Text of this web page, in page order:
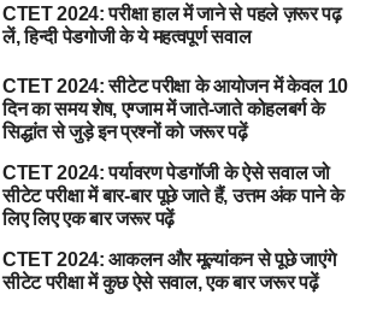
CTET 2024: परीक्षा हाल में जाने से पहले ज़रूर पढ़
लें, हिन्दी पेडगोजी के ये महत्वपूर्ण सवाल
CTET 2024: सीटेट परीक्षा के आयोजन में केवल 10
दिन का समय शेष, एग्जाम में जाते-जाते कोहलबर्ग के
सिद्धांत से जुड़े इन प्रश्नों को जरूर पढ़ें
CTET 2024: पर्यावरण पेडगॉजी के ऐसे सवाल जो
सीटेट परीक्षा में बार-बार पूछे जाते हैं, उत्तम अंक पाने के
लिए लिए एक बार जरूर पढ़ें
CTET 2024: आकलन और मूल्यांकन से पूछे जाएंगे
सीटेट परीक्षा में कुछ ऐसे सवाल, एक बार जरूर पढ़ें